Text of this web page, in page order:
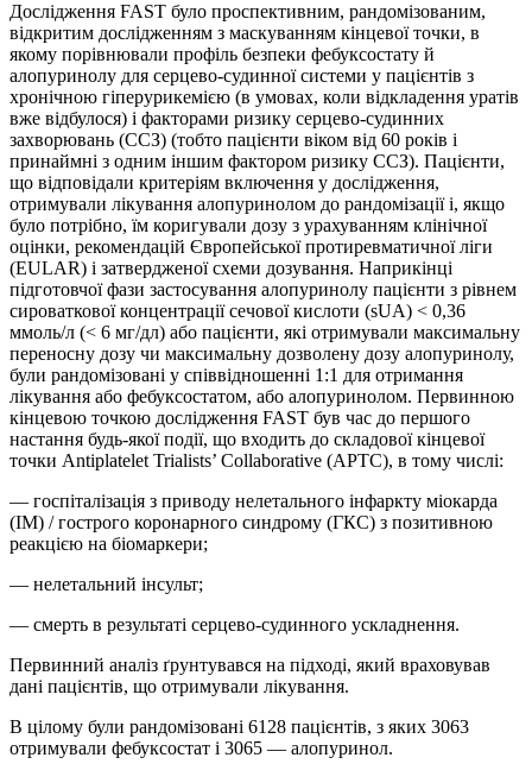
Дослідження FAST було проспективним, рандомізованим,
відкритим дослідженням з маскуванням кінцевої точки, в
якому порівнювали профіль безпеки фебуксостату й
алопуринолу для серцево-судинної системи у пацієнтів з
хронічною гіперурикемією (в умовах, коли відкладення уратів
вже відбулося) і факторами ризику серцево-судинних
захворювань (ССЗ) (тобто пацієнти віком від 60 років і
принаймні з одним іншим фактором ризику ССЗ). Пацієнти,
що відповідали критеріям включення у дослідження,
отримували лікування алопуринолом до рандомізації і, якщо
було потрібно, їм коригували дозу з урахуванням клінічної
оцінки, рекомендацій Європейської протиревматичної ліги
(EULAR) і затвердженої схеми дозування. Наприкінці
підготовчої фази застосування алопуринолу пацієнти з рівнем
сироваткової концентрації сечової кислоти (sUA) < 0,36
ммоль/л (< 6 мг/дл) або пацієнти, які отримували максимальну
переносну дозу чи максимальну дозволену дозу алопуринолу,
були рандомізовані у співвідношенні 1:1 для отримання
лікування або фебуксостатом, або алопуринолом. Первинною
кінцевою точкою дослідження FAST був час до першого
настання будь-якої події, що входить до складової кінцевої
точки Antiplatelet Trialists’ Collaborative (APTC), в тому числі:
— госпіталізація з приводу нелетального інфаркту міокарда
(ІМ) / гострого коронарного синдрому (ГКС) з позитивною
реакцією на біомаркери;
— нелетальний інсульт;
— смерть в результаті серцево-судинного ускладнення.
Первинний аналіз ґрунтувався на підході, який враховував
дані пацієнтів, що отримували лікування.
В цілому були рандомізовані 6128 пацієнтів, з яких 3063
отримували фебуксостат і 3065 — алопуринол.